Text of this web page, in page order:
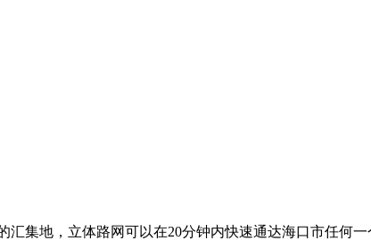
集地，立体路网可以在20分钟内快速通达海口市任何